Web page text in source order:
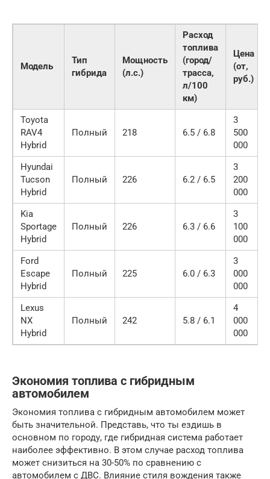
Модель
Тип
гибрида
Мощность
(л.с.)
Расход
топлива
(город/
трасса,
л/100
км)
Цена
(от,
руб.)
Toyota
RAV4
Hybrid
Полный 218 6.5 / 6.8
3
500
000
Hyundai
Tucson
Hybrid
Полный 226 6.2 / 6.5
3
200
000
Kia
Sportage
Hybrid
Полный 226 6.3 / 6.6
3
100
000
Ford
Escape
Hybrid
Полный 225 6.0 / 6.3
3
000
000
Lexus
NX
Hybrid
Полный 242 5.8 / 6.1
4
000
000
Экономия топлива с гибридным
автомобилем
Экономия топлива с гибридным автомобилем может
быть значительной. Представь, что ты ездишь в
основном по городу, где гибридная система работает
наиболее эффективно. В этом случае расход топлива
может снизиться на 30-50% по сравнению с
автомобилем с ДВС. Влияние стиля вождения также